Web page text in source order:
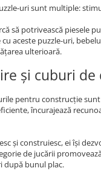
uri sunt multiple:
să potrivească piesele
aceste puzzle-uri,
ulterioară.
și cuburi
pentru construcție
încurajează
și construiesc, ei își
de jucării
după bunul plac.